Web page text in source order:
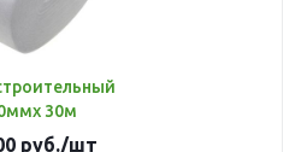
30м
руб./шт